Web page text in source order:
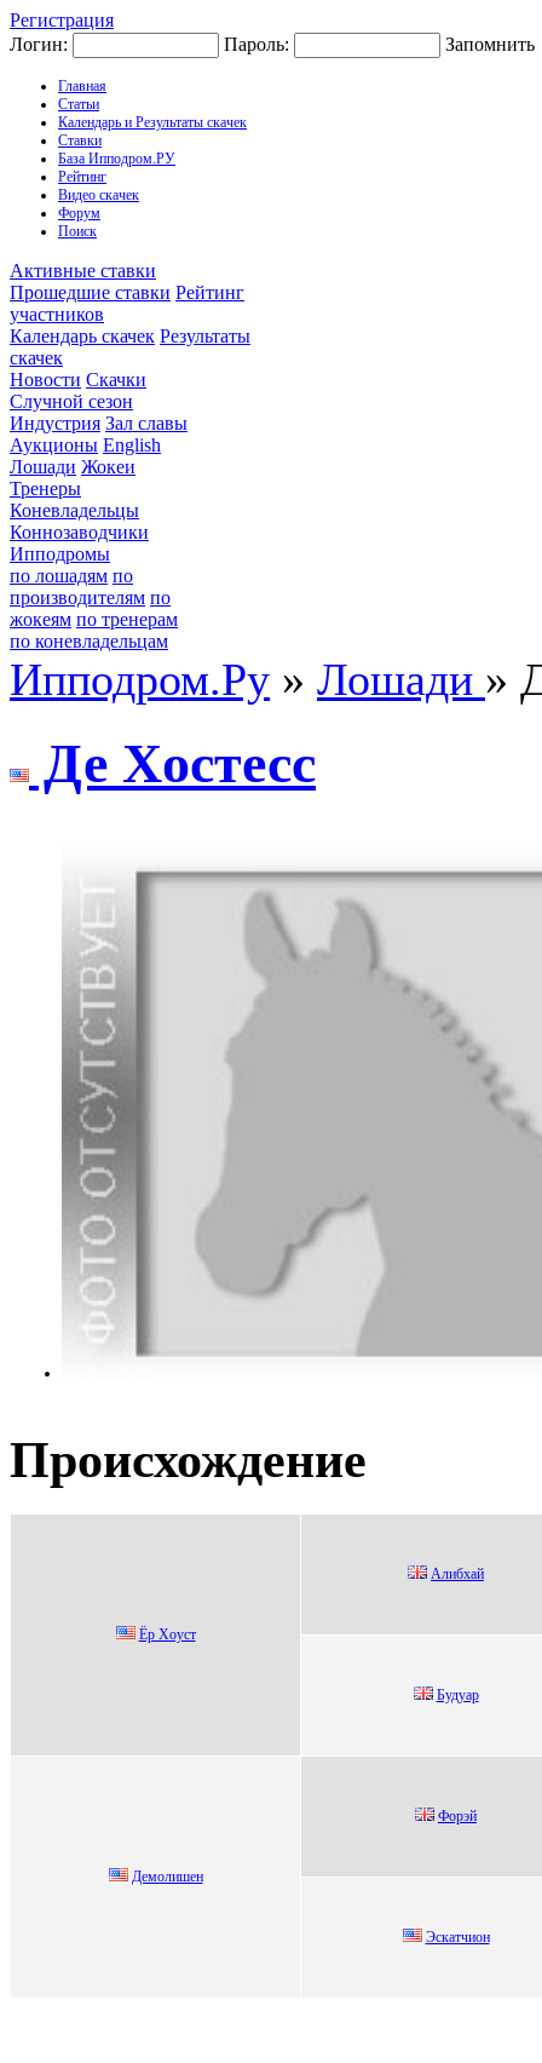
Регистрация
Логин:
Пароль: Запомнить
Главная
Статьи
Календарь и Результаты скачек
Ставки
База Ипподром.РУ
Рейтинг
Видео скачек
Форум
Поиск
Активные ставки
Прошедшие ставки Рейтинг
участников
Календарь скачек Результаты
скачек
Новости Скачки
Случной сезон
Индустрия Зал славы
Аукционы English
Лошади Жокеи
Тренеры
Коневладельцы
Коннозаводчики
Ипподромы
по лошадям по
производителям по
жокеям по тренерам
по коневладельцам
Ипподром.Ру » Лошади »
Де Xoстесс
Происхождение
Ёр Хoуст
Алибxай
Будуаp
Демолишен
Фоpэй
Эскатчион